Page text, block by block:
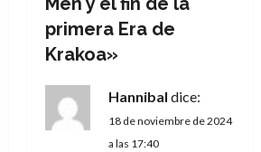
ó
d
primera Era de
Krakoa»
Hannibal dice:
18 de noviembre de 2024
a las 17:40